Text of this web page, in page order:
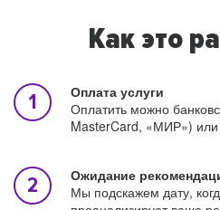
Как это
Оплата услуги
Оплатить можно
MasterCard, «МИР»)
Ожидание
Мы подскажем дату,